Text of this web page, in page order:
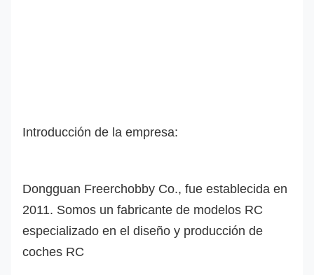
Introducción de la empresa:
Dongguan Freerchobby Co., fue establecida en
2011. Somos un fabricante de modelos RC
especializado en el diseño y producción de
coches RC